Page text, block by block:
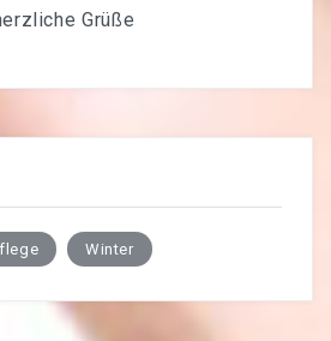
Grüße
Winter